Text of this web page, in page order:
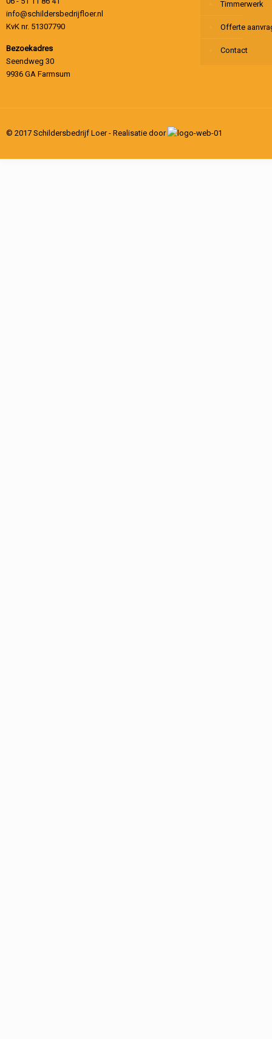
info@schildersbedrijfloer.nl
KvK nr. 51307790
Bezoekadres
Seendweg 30
9936 GA Farmsum
Timmerwerk
Offerte
Contact
© 2017 Schildersbedrijf Loer - Realisatie door